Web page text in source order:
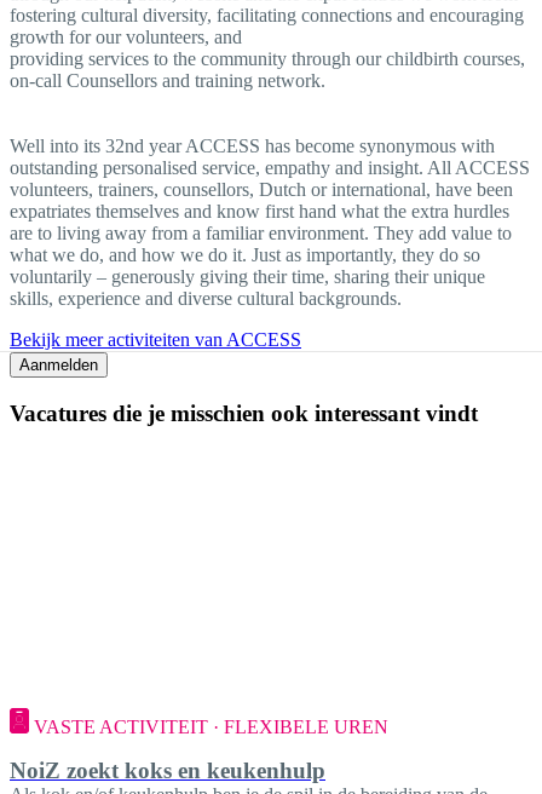
fostering cultural diversity, facilitating connections and encouraging
growth for our volunteers, and
providing services to the community through our childbirth courses,
on-call Counsellors and training network.
Well into its 32nd year ACCESS has become synonymous with
outstanding personalised service, empathy and insight. All ACCESS
volunteers, trainers, counsellors, Dutch or international, have been
expatriates themselves and know first hand what the extra hurdles
are to living away from a familiar environment. They add value to
what we do, and how we do it. Just as importantly, they do so
voluntarily – generously giving their time, sharing their unique
skills, experience and diverse cultural backgrounds.
Bekijk meer activiteiten van ACCESS
Aanmelden
Vacatures die je misschien ook interessant vindt
VASTE ACTIVITEIT · FLEXIBELE UREN
NoiZ zoekt koks en keukenhulp